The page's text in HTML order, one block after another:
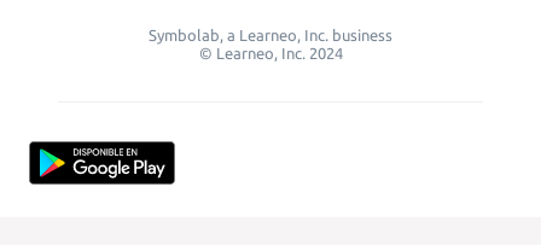
Symbolab, a Learneo, Inc. business
© Learneo, Inc. 2024